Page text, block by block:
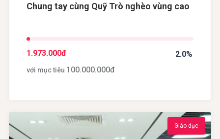
Chung tay cùng Quỹ Trò nghèo vùng cao
2.0%
1.973.000đ
với mục tiêu 100.000.000đ
Giáo dục